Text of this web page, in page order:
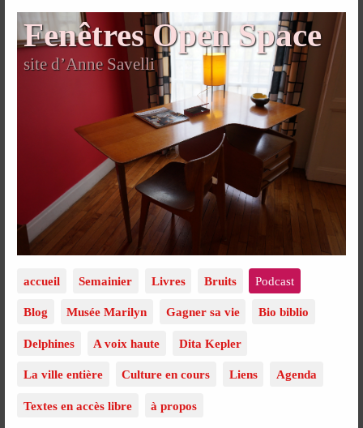
Fenêtres Open Space
site d’Anne Savelli
accueil Semainier Livres Bruits Podcast
Blog Musée Marilyn Gagner sa vie Bio biblio
Delphines A voix haute Dita Kepler
La ville entière Culture en cours Liens Agenda
Textes en accès libre à propos